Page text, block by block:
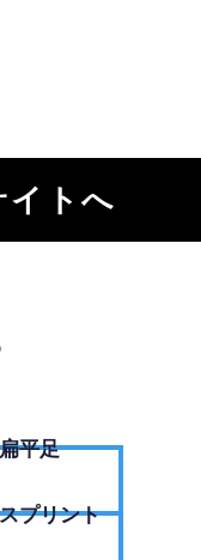
トへ
扁平足
プリント